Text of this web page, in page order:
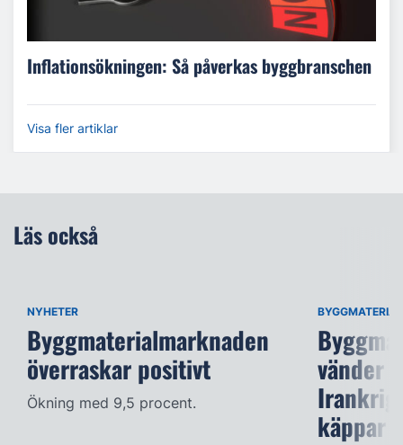
Inflationsökningen: Så påverkas byggbranschen
Visa fler artiklar
Läs också
NYHETER
Byggmaterialmarknaden
överraskar positivt
Ökning med 9,5 procent.
BYGGMATERIAL
vänder
käppar